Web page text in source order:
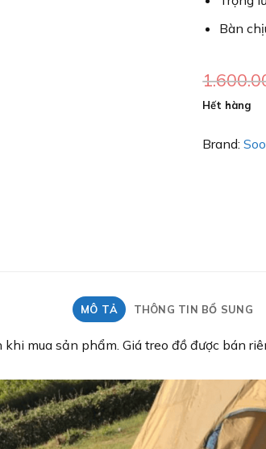
Bàn
Hết hàng
Brand:
MÔ TẢ THÔNG TIN BỔ SUNG
mua sản phẩm. Giá treo đồ được bán